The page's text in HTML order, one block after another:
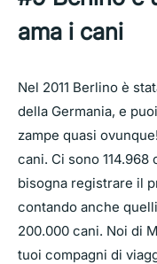
ama i cani
Nel 2011 Berlino è
della Germania, e
zampe quasi
cani. Ci sono
bisogna registrare il
contando anche
200.000 cani. Noi di
tuoi compagni di